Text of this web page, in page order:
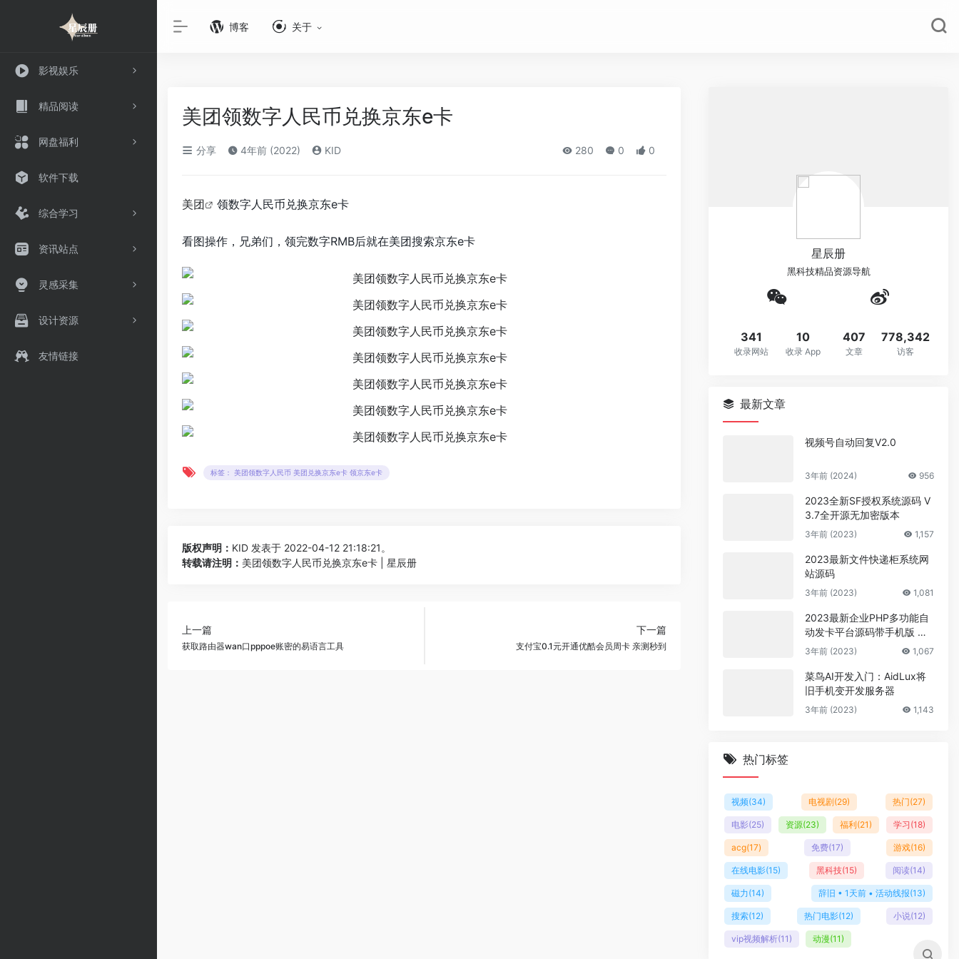
影视娱乐
精品阅读
网盘福利
软件下载
综合学习
资讯站点
灵感采集
设计资源
友情链接
博客 关于
美团领数字人民币兑换京东e卡
分享 4年前 (2022) KID 280 0 0
美团 领数字人民币兑换京东e卡
看图操作，兄弟们，领完数字RMB后就在美团搜索京东e卡
标签： 美团领数字人民币 美团兑换京东e卡 领京东e卡
版权声明： KID 发表于 2022-04-12 21:18:21。
转载请注明： 美团领数字人民币兑换京东e卡 | 星辰册
上一篇
获取路由器wan口pppoe账密的易语言工具
下一篇
支付宝0.1元开通优酷会员周卡 亲测秒到
星辰册
黑科技精品资源导航
341
收录网站
10
收录 App
407
文章
778,342
访客
最新文章
视频号自动回复V2.0
3年前 (2024) 956
2023全新SF授权系统源码 V
3.7全开源无加密版本
3年前 (2023) 1,157
2023最新文件快递柜系统网
站源码
3年前 (2023) 1,081
2023最新企业PHP多功能自
动发卡平台源码带手机版 带
多套商户模板
3年前 (2023) 1,067
菜鸟AI开发入门：AidLux将
旧手机变开发服务器
3年前 (2023) 1,143
热门标签
视频(34) 电视剧(29) 热门(27)
电影(25) 资源(23) 福利(21) 学习(18)
acg(17) 免费(17) 游戏(16)
在线电影(15) 黑科技(15) 阅读(14)
磁力(14) 辞旧 • 1天前 • 活动线报(13)
搜索(12) 热门电影(12) 小说(12)
vip视频解析(11) 动漫(11)